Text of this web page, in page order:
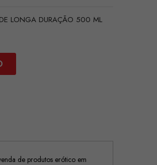
DE LONGA DURAÇÃO 500 ML
de produtos erótico em